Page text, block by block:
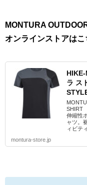
MONTURA
オンラインストアはこ
ラ ス
SHIRT
伸縮性
ャツ。
ィビテ
montura-store.jp